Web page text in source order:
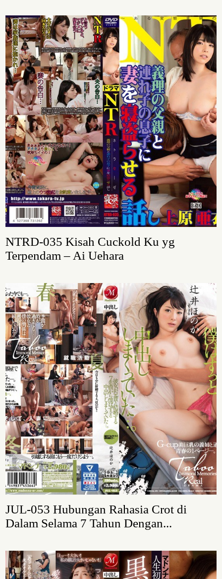
NTRD-035 Kisah Cuckold Ku yg
Terpendam – Ai Uehara
JUL-053 Hubungan Rahasia Crot di
Dalam Selama 7 Tahun Dengan...